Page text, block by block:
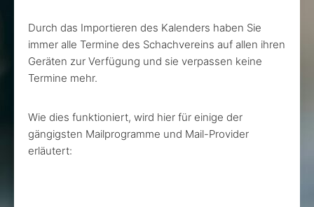
Durch das Importieren des Kalenders haben Sie
immer alle Termine des Schachvereins auf allen ihren
Geräten zur Verfügung und sie verpassen keine
Termine mehr.
Wie dies funktioniert, wird hier für einige der
gängigsten Mailprogramme und Mail-Provider
erläutert: